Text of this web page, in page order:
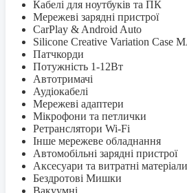
Кабелі для ноутбуків та ПК
Мережеві зарядні пристрої
CarPlay & Android Auto
Silicone Creative Variation Case
Патчкорди
Потужність 1-12Вт
Автотримачі
Аудіокабелі
Мережеві адаптери
Мікрофони та петлички
Ретранслятори Wi-Fi
Інше мережеве обладнання
Автомобільні зарядні пристрої
Аксесуари та витратні матеріали
Бездротові Мишки
Вакуумні